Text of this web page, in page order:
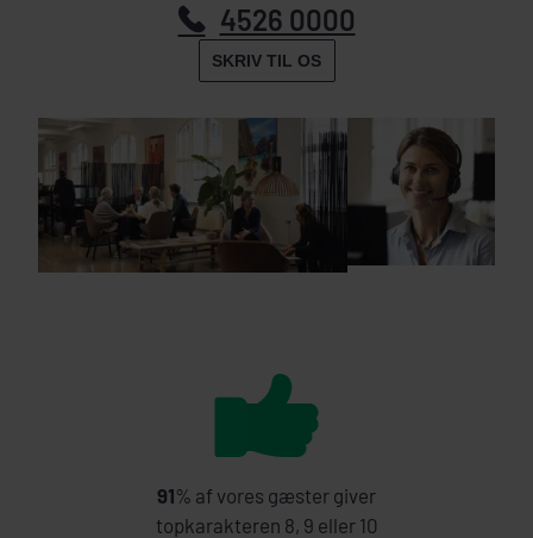
4526 0000
SKRIV TIL OS
91% af vores gæster giver
topkarakteren 8, 9 eller 10